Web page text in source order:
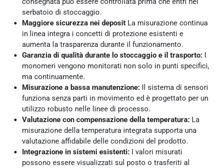
serbatoio di stoccaggio.
Maggiore sicurezza nei deposit La misurazione continua
in linea integra i concetti di protezione esistenti e
aumenta la trasparenza durante il funzionamento.
Garanzia di qualità durante lo stoccaggio e il trasporto: I
monomeri vengono monitorati non solo in punti specifici,
ma continuamente.
Misurazione a bassa manutenzione: Il sistema di sensori
funziona senza parti in movimento ed è progettato per un
utilizzo robusto nelle linee di processo.
Valutazione con compensazione della temperatura: La
misurazione della temperatura integrata supporta una
valutazione affidabile delle condizioni del prodotto.
Integrazione in sistemi esistenti: I valori misurati
possono essere visualizzati sul posto o trasferiti al